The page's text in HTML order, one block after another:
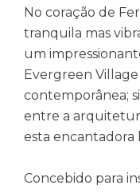
No coração de
tranquila mas
um
Evergreen
contemporânea;
entre a
esta encantadora
Concebido para